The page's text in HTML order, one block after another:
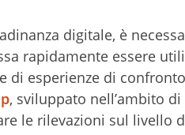
digitale, è
rapidamente essere
di esperienze di
, sviluppato nell’ambito
le rilevazioni sul livello